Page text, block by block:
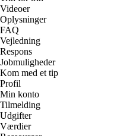
Videoer
Oplysninger
FAQ
Vejledning
Respons
Jobmuligheder
Kom med et tip
Profil
Min konto
Tilmelding
Udgifter
Værdier